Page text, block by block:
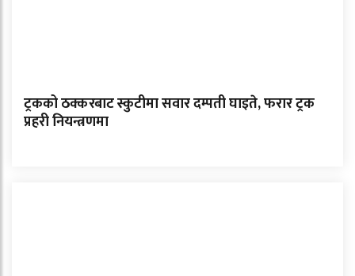
ट्रकको ठक्करबाट स्कुटीमा सवार दम्पती घाइते, फरार ट्रक
प्रहरी नियन्त्रणमा